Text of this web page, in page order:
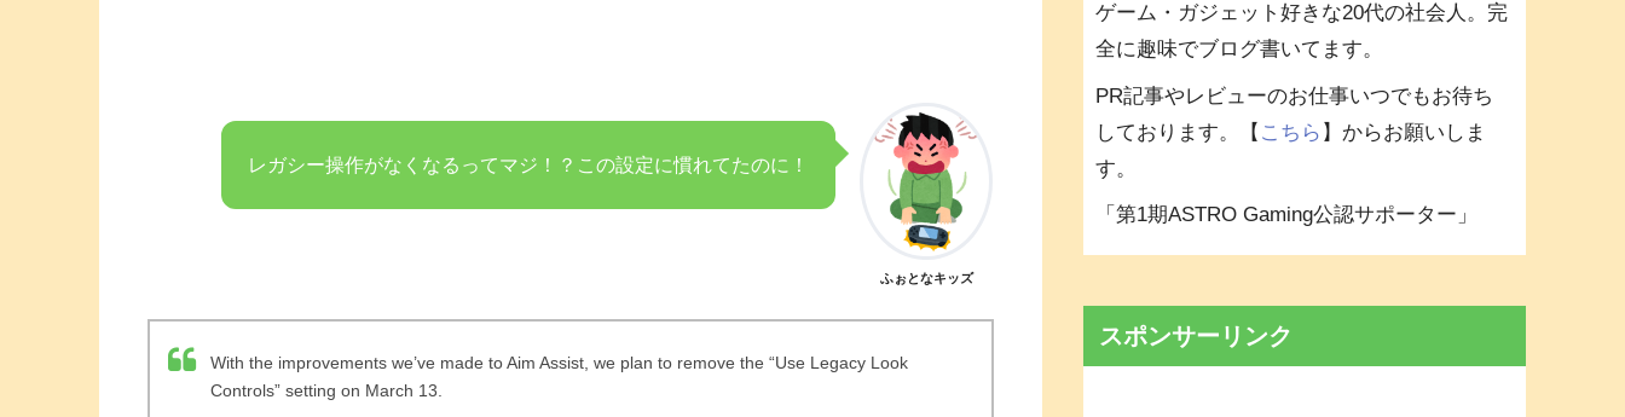
レガシー操作がなくなるってマジ！？この設定に慣れてたのに！
ふぉとなキッズ
With the improvements we’ve made to Aim Assist, we plan to remove the “Use Legacy Look
Controls” setting on March 13.
ゲーム・ガジェット好きな20代の社会人。完
全に趣味でブログ書いてます。
PR記事やレビューのお仕事いつでもお待ち
しております。【 こちら 】からお願いしま
す。
「第1期ASTRO Gaming公認サポーター」
スポンサーリンク